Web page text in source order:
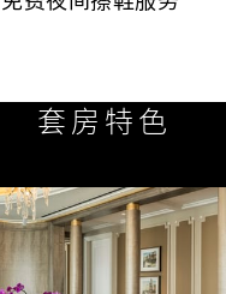
套房特色